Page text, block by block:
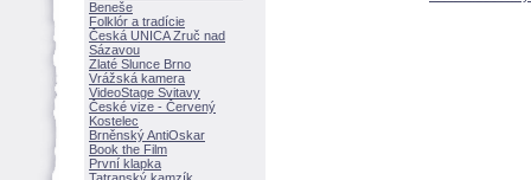
Beneše
Folklór a tradície
Česká UNICA Zruč nad
Sázavou
Zlaté Slunce Brno
Vrážská kamera
VideoStage Svitavy
České vize - Červený
Kostelec
Brněnský AntiOskar
Book the Film
První klapka